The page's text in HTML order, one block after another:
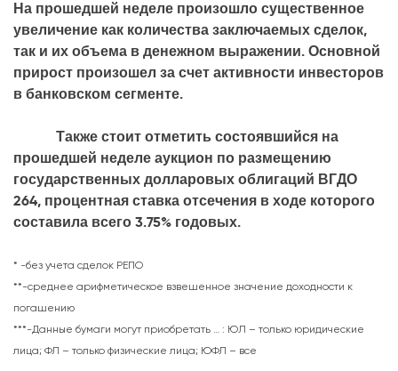
На прошедшей неделе произошло существенное
увеличение как количества заключаемых сделок,
так и их объема в денежном выражении. Основной
прирост произошел за счет активности инвесторов
в банковском сегменте.
Также стоит отметить состоявшийся на
прошедшей неделе аукцион по размещению
государственных долларовых облигаций ВГДО
264, процентная ставка отсечения в ходе которого
составила всего 3.75% годовых.
* -без учета сделок РЕПО
**-среднее арифметическое взвешенное значение доходности к
погашению
***-Данные бумаги могут приобретать … : ЮЛ – только юридические
лица; ФЛ – только физические лица; ЮФЛ – все